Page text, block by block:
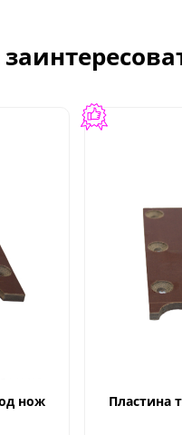
нож
Пластина